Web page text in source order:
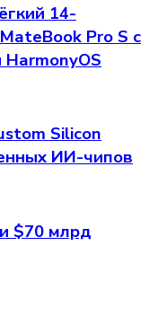
14-
Pro S с
Silicon
ИИ-чипов
$70 млрд